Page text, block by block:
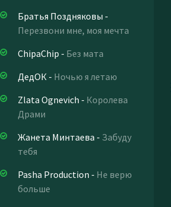
Братья Поздняковы -
Перезвони мне, моя мечта
ChipaChip - Без мата
ДедОК - Ночью я летаю
Zlata Ognevich - Королева
Драми
Жанета Минтаева - Забуду
тебя
Pasha Production - Не верю
больше